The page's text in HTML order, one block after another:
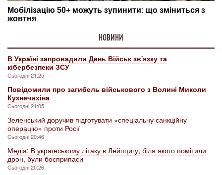
НОВИНИ
В Україні запровадили День Військ зв'язку та
кібербезпеки ЗСУ
Сьогодні 21:25
Повідомили про загибель військового з Волині Миколи
Кузнечихіна
Сьогодні 21:05
Зеленський доручив підготувати «спеціальну санкційну
операцію» проти Росії
Сьогодні 20:46
Медіа: В українському літаку в Лейпцигу, біля якого помітили
дрон, були боєприпаси
Сьогодні 20:26